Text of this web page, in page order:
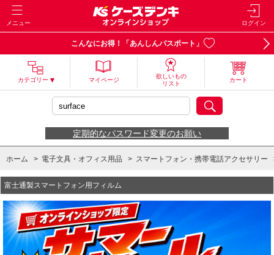
メニュー ログイン
こんなにお得！「あんしんパスポート」
カテゴリー マイページ
欲しいもの
リスト
カート
定期的なパスワード変更のお願い
ホーム > 電子文具・オフィス用品 > スマートフォン・携帯電話アクセサリー
富士通製スマートフォン用フィルム